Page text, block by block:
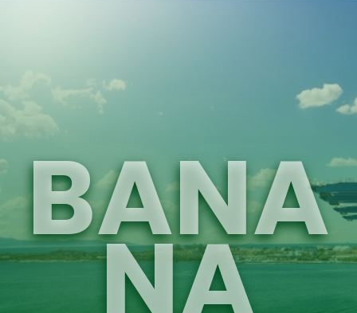
BANA
NA